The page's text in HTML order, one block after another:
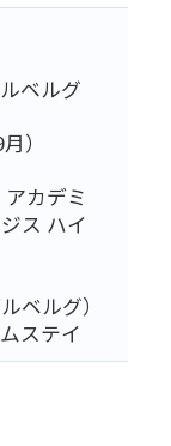
ベルグ
）
カデミ
ス ハイ
ベルグ）
ステイ